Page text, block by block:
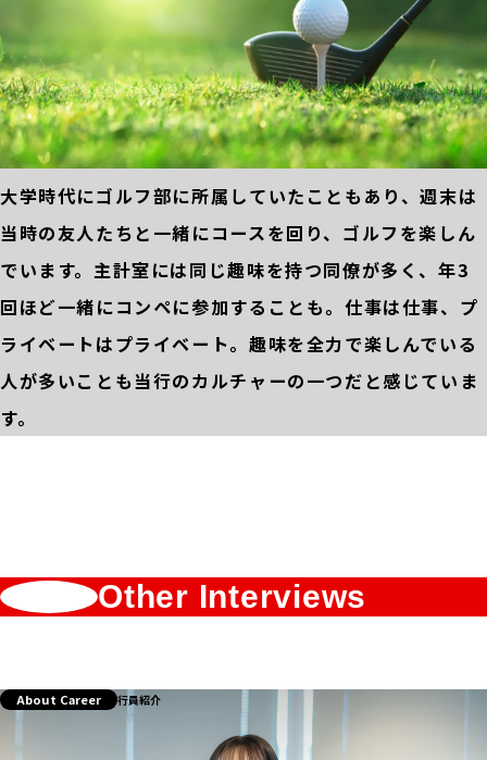
大学時代にゴルフ部に所属していたこともあり、週末は
当時の友人たちと一緒にコースを回り、ゴルフを楽しん
でいます。主計室には同じ趣味を持つ同僚が多く、年3
回ほど一緒にコンペに参加することも。仕事は仕事、プ
ライベートはプライベート。趣味を全力で楽しんでいる
人が多いことも当行のカルチャーの一つだと感じていま
す。
Other Interviews
About Career 行員紹介